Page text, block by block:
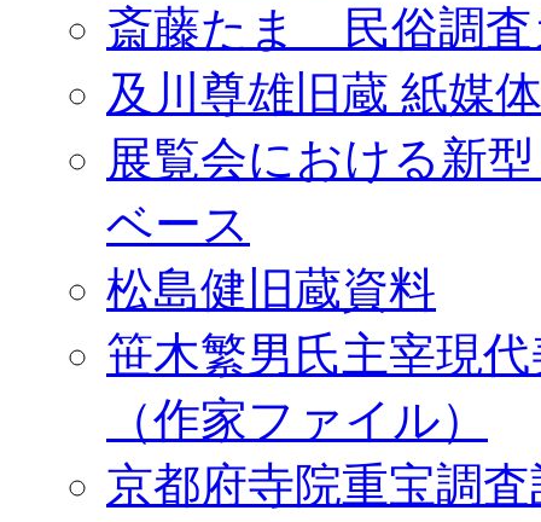
斎藤たま 民俗調査
及川尊雄旧蔵 紙媒
展覧会における新
ベース
松島健旧蔵資料
笹木繁男氏主宰現
（作家ファイル）
京都府寺院重宝調